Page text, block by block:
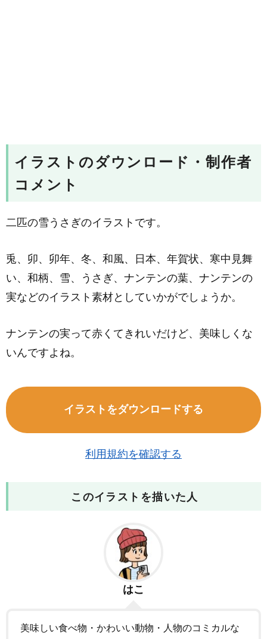
イラストのダウンロード・制作者
コメント
二匹の雪うさぎのイラストです。
兎、卯、卯年、冬、和風、日本、年賀状、寒中見舞
い、和柄、雪、うさぎ、ナンテンの葉、ナンテンの
実などのイラスト素材としていかがでしょうか。
ナンテンの実って赤くてきれいだけど、美味しくな
いんですよね。
イラストをダウンロードする
利用規約を確認する
このイラストを描いた人
はこ
美味しい食べ物・かわいい動物・人物のコミカルな